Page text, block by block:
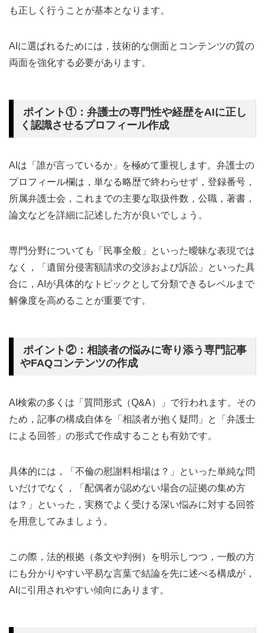
も正しく行うことが基本となります。
AIに選ばれるためには，技術的な側面とコンテンツの質の
両面を強化する必要があります。
ポイント①：弁護士の専門性や経歴をAIに正し
く認識させるプロフィール作成
AIは「誰が言っているか」を極めて重視します。弁護士の
プロフィール欄は，単なる略歴で終わらせず，登録番号，
所属弁護士会，これまでの主要な取扱件数，公職，著書，
論文などを詳細に記述した方が良いでしょう。
専門分野についても「民事全般」といった曖昧な表現では
なく，「遺留分侵害額請求の交渉および訴訟」といった具
合に，AIが具体的なトピックとして分類できるレベルまで
解像度を高めることが重要です。
ポイント②：相談者の悩みに寄り添う専門記事
やFAQコンテンツの作成
AI検索の多くは「質問形式（Q&A）」で行われます。その
ため，記事の構成自体を「相談者が抱く疑問」と「弁護士
による回答」の形式で作成することも有効です。
具体的には，「不倫の慰謝料相場は？」といった単純な問
いだけでなく，「配偶者が認めない場合の証拠の集め方
は？」といった，実務でよく受ける深い悩みに対する回答
を用意してみましょう。
この際，法的根拠（条文や判例）を明示しつつ，一般の方
にも分かりやすい平易な言葉で結論を先に述べる構成が，
AIに引用されやすい傾向にあります。